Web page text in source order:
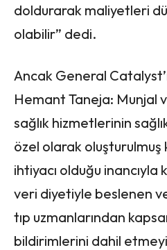
doldurarak maliyetleri
olabilir” dedi.
Ancak General
Hemant Taneja: Munjal
sağlık hizmetlerinin
özel olarak
ihtiyacı olduğu inancıyla
veri diyetiyle beslenen
tıp uzmanlarından
bildirimlerini dahil